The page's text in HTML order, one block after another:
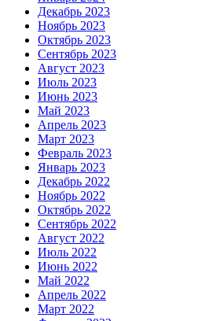
Декабрь 2023
Ноябрь 2023
Октябрь 2023
Сентябрь 2023
Август 2023
Июль 2023
Июнь 2023
Май 2023
Апрель 2023
Март 2023
Февраль 2023
Январь 2023
Декабрь 2022
Ноябрь 2022
Октябрь 2022
Сентябрь 2022
Август 2022
Июль 2022
Июнь 2022
Май 2022
Апрель 2022
Март 2022